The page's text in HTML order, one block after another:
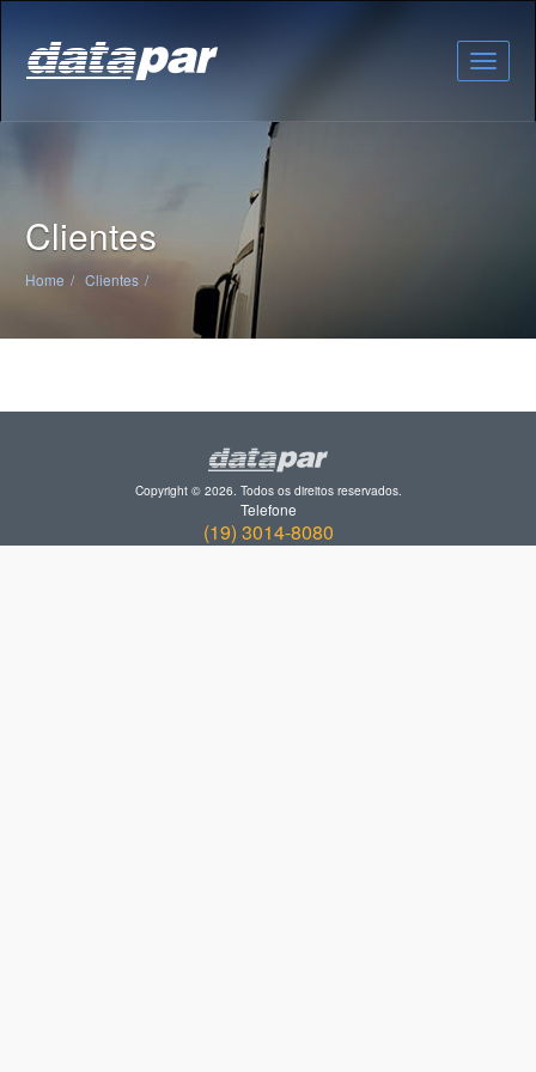
Toggle
Clientes
Home Clientes
Copyright © 2026. Todos os direitos reservados.
Telefone
(19) 3014-8080